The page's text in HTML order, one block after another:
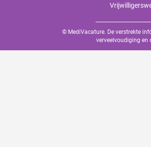
© MediVacature. De verstrekte
verveelvoudiging